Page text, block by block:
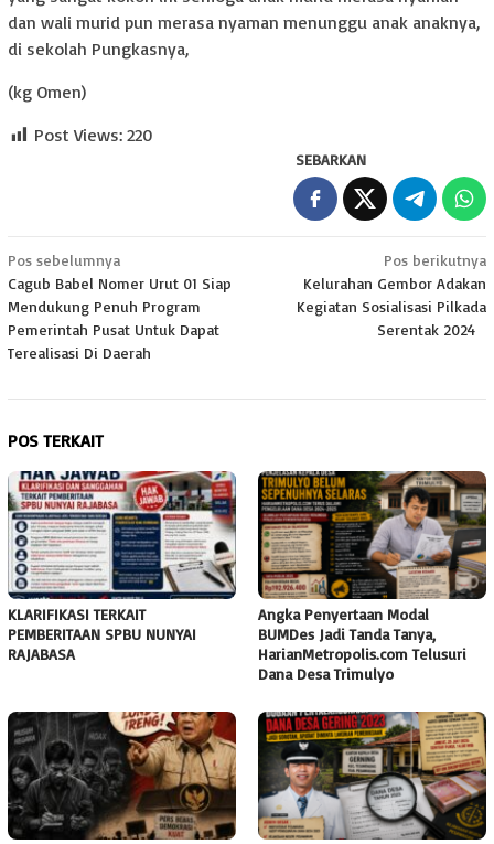
dan wali murid pun merasa nyaman menunggu anak anaknya,
di sekolah Pungkasnya,
(kg Omen)
Post Views: 220
SEBARKAN
Navigasi
pos
Pos sebelumnya
Cagub Babel Nomer Urut 01 Siap
Mendukung Penuh Program
Pemerintah Pusat Untuk Dapat
Terealisasi Di Daerah
Pos berikutnya
Kelurahan Gembor Adakan
Kegiatan Sosialisasi Pilkada
Serentak 2024
POS TERKAIT
KLARIFIKASI TERKAIT
PEMBERITAAN SPBU NUNYAI
RAJABASA
Angka Penyertaan Modal
BUMDes Jadi Tanda Tanya,
HarianMetropolis.com Telusuri
Dana Desa Trimulyo